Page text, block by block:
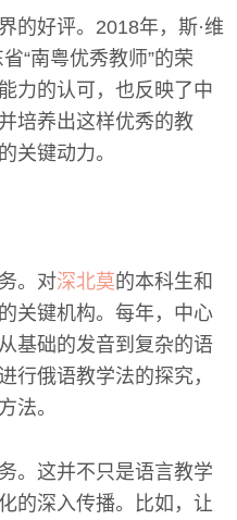
的好评。2018年，斯·维
“南粤优秀教师”的荣
力的认可，也反映了中
培养出这样优秀的教
关键动力。
。对深北莫的本科生和
关键机构。每年，中心
基础的发音到复杂的语
行俄语教学法的探究，
法。
。这并不只是语言教学
的深入传播。比如，让